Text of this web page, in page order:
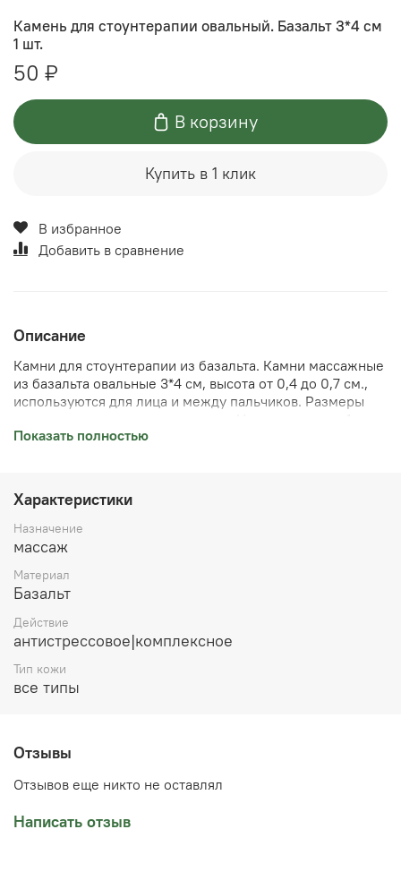
Камень для стоунтерапии овальный. Базальт 3*4 см
1 шт.
50 ₽
В корзину
Купить в 1 клик
В избранное
Добавить в сравнение
Описание
Камни для стоунтерапии из базальта. Камни массажные
из базальта овальные 3*4 см, высота от 0,4 до 0,7 см.,
используются для лица и между пальчиков. Размеры
Быстро нагреваются, и долго сохраняют тепло. Для
проверяйте температуру камней перед постановкой на
тело. Купить камни для стоунтерапии можно в нашем
магазине в Челябинске или заказать доставку в ваш
город.
Показать полностью
Характеристики
Назначение
массаж
Материал
Базальт
Действие
антистрессовое|комплексное
Тип кожи
все типы
Отзывы
Отзывов еще никто не оставлял
Написать отзыв